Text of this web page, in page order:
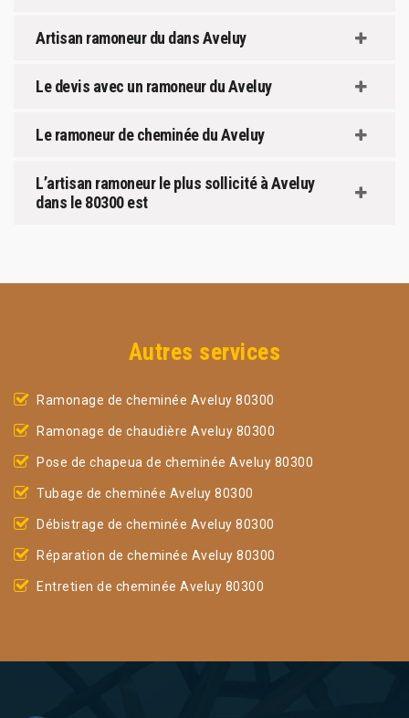
Artisan ramoneur du dans Aveluy
Le devis avec un ramoneur du Aveluy
Le ramoneur de cheminée du Aveluy
L’artisan ramoneur le plus sollicité à Aveluy
dans le 80300 est
Autres services
Ramonage de cheminée Aveluy 80300
Ramonage de chaudière Aveluy 80300
Pose de chapeua de cheminée Aveluy 80300
Tubage de cheminée Aveluy 80300
Débistrage de cheminée Aveluy 80300
Réparation de cheminée Aveluy 80300
Entretien de cheminée Aveluy 80300